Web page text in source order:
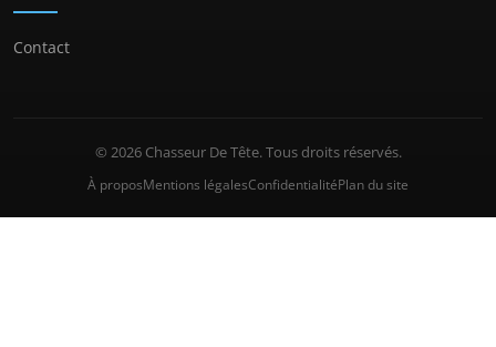
Contact
© 2026 Chasseur De Tête. Tous droits réservés.
À proposMentions légalesConfidentialitéPlan du site